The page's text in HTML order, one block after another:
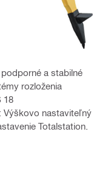
a stabilné
rozloženia
18
Výškovo nastaviteľný
Totalstation.